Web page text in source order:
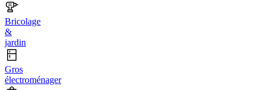
Bricolage
&
jardin
Gros
électroménager